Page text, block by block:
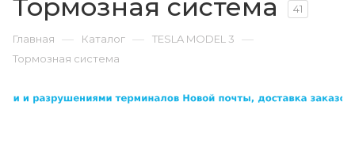
Тормозная система 41
Главная — Каталог — TESLA MODEL 3 —
Тормозная система